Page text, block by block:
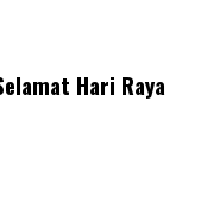
Hari Raya